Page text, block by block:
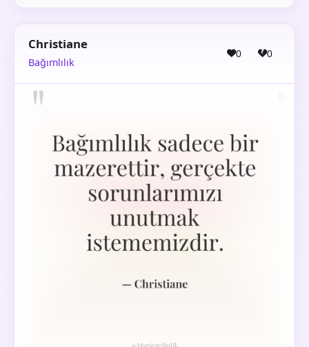
Christiane
Bağımlılık
0 0